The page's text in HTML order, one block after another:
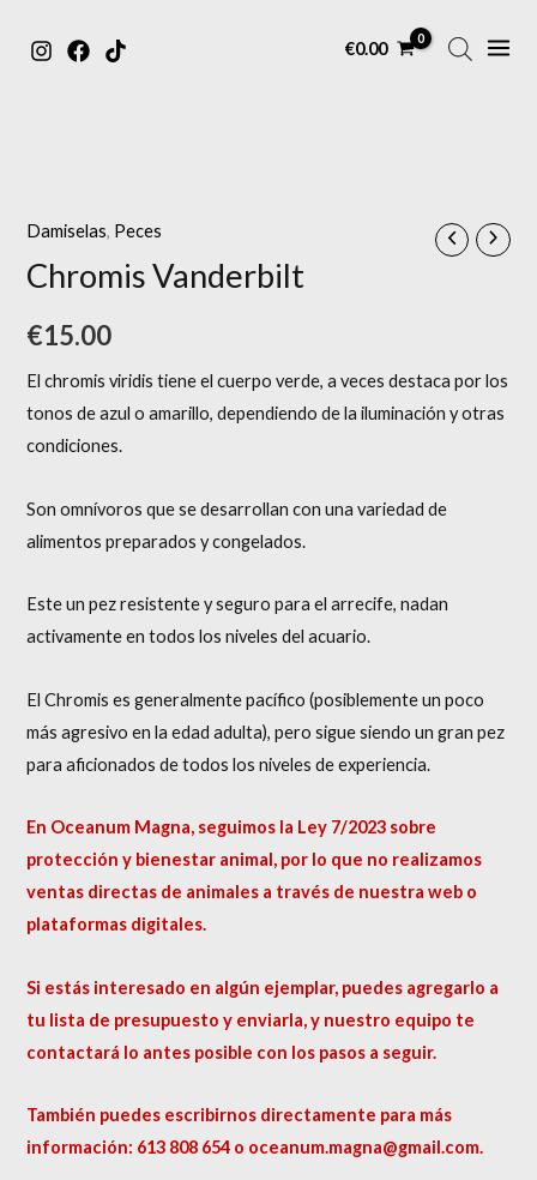
€0.00
MENU
Damiselas, Peces
Chromis Vanderbilt
€15.00
El chromis viridis tiene el cuerpo verde, a veces destaca por los
tonos de azul o amarillo, dependiendo de la iluminación y otras
condiciones.
Son omnívoros que se desarrollan con una variedad de
alimentos preparados y congelados.
Este un pez resistente y seguro para el arrecife, nadan
activamente en todos los niveles del acuario.
El Chromis es generalmente pacífico (posiblemente un poco
más agresivo en la edad adulta), pero sigue siendo un gran pez
para aficionados de todos los niveles de experiencia.
En Oceanum Magna, seguimos la Ley 7/2023 sobre
protección y bienestar animal, por lo que no realizamos
ventas directas de animales a través de nuestra web o
plataformas digitales.
Si estás interesado en algún ejemplar, puedes agregarlo a
tu lista de presupuesto y enviarla, y nuestro equipo te
contactará lo antes posible con los pasos a seguir.
También puedes escribirnos directamente para más
información: 613 808 654 o oceanum.magna@gmail.com.